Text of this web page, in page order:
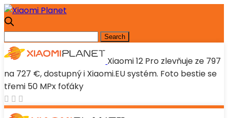
Xiaomi 12 Pro zlevňuje ze 797
na 727 €, dostupný i Xiaomi.EU systém. Foto bestie se
třemi 50 MPx foťáky